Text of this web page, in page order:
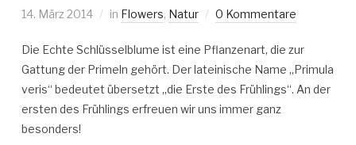
14. März 2014 in Flowers, Natur 0 Kommentare
Die Echte Schlüsselblume ist eine Pflanzenart, die zur
Gattung der Primeln gehört. Der lateinische Name „Primula
veris“ bedeutet übersetzt „die Erste des Frühlings“. An der
ersten des Frühlings erfreuen wir uns immer ganz
besonders!